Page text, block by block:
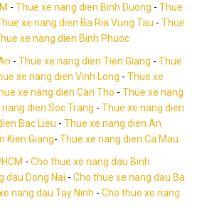
- Thue xe nang dien Binh Duong - Thue
xe nang dien Ba Ria Vung Tau - Thue
xe nang dien Binh Phuoc
- Thue xe nang dien Tien Giang - Thue
xe nang dien Vinh Long - Thue xe
xe nang dien Can Tho - Thue xe nang
dien Soc Trang - Thue xe nang dien
Bac Lieu - Thue xe nang dien An
Kien Giang- Thue xe nang dien Ca Mau
- Cho thue xe nang dau Binh
dau Dong Nai - Cho thue xe nang dau Ba
nang dau Tay Ninh - Cho thue xe nang